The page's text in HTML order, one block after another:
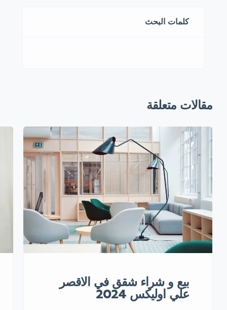
كلمات البحث
مقالات متعلقة
بيع و شراء شقق في الاقصر
علي اوليكس 2024